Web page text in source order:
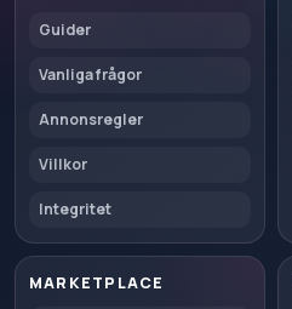
Guider
Vanliga frågor
Annonsregler
Villkor
Integritet
MARKETPLACE